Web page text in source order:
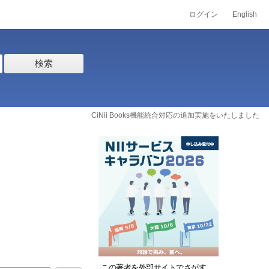
ログイン English
検索
CiNii Books機能統合対応の追加実施をいたしました